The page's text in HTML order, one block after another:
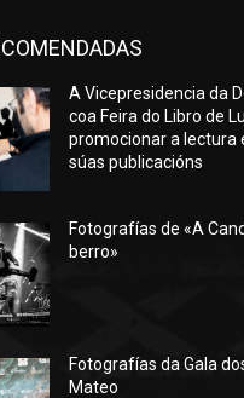
A Vicepresidencia da
coa Feira do Libro de
promocionar a lectura
súas publicacións
Fotografías de «A
berro»
Fotografías da Gala
Mateo